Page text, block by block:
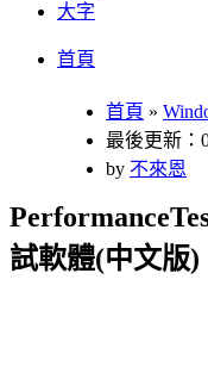
大字
首頁
首頁 »
最後更新：
by 不來恩
試軟體(中文版)